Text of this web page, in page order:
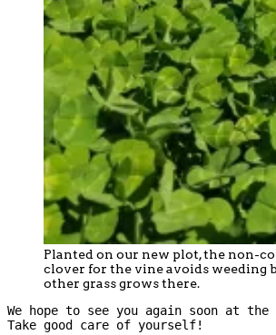
Planted on our new plot, the non-
clover for the vine avoids weeding
other grass grows there.
We hope to see you again soon at the
Take good care of yourself!